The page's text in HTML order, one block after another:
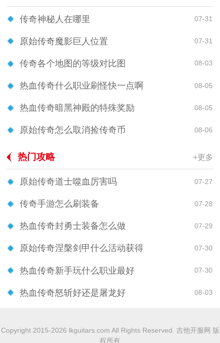
传奇神秘人在哪里 07-31
原始传奇魔影巨人位置 07-31
传奇各个地图的等级对比图 08-03
热血传奇什么职业刷怪快一点啊 08-05
热血传奇暗黑神殿的特殊奖励 08-05
原始传奇怎么取消捡传奇币 08-06
热门攻略 +更多
原始传奇道士噬血厉害吗 07-27
传奇手游怎么刷装备 07-28
热血传奇封勇士装备怎么做 07-29
原始传奇涅槃剑甲什么活动获得 07-30
热血传奇新手玩什么职业最好 07-30
热血传奇怒斩好还是屠龙好 08-03
Copyright 2015-2026 lkguitars.com All Rights Reserved. 吉他开服网 版
权所有